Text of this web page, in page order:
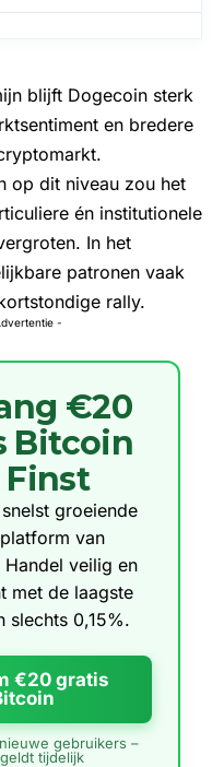
blijft Dogecoin sterk
en bredere
op dit niveau zou het
én institutionele
In het
patronen vaak
rally.
-
€20
Bitcoin
groeiende
van
Handel veilig en
met de laagste
slechts 0,15%.
€20 gratis
gebruikers –
tijdelijk